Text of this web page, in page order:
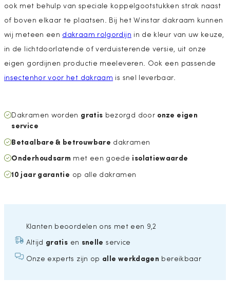
ook met behulp van speciale koppelgootstukken strak naast
of boven elkaar te plaatsen. Bij het Winstar dakraam kunnen
wij meteen een dakraam rolgordijn in de kleur van uw keuze,
in de lichtdoorlatende of verduisterende versie, uit onze
eigen gordijnen productie meeleveren. Ook een passende
insectenhor voor het dakraam is snel leverbaar.
Dakramen worden gratis bezorgd door onze eigen
service
Betaalbare & betrouwbare dakramen
Onderhoudsarm met een goede isolatiewaarde
10 jaar garantie op alle dakramen
Klanten beoordelen ons met een 9,2
Altijd gratis en snelle service
Onze experts zijn op alle werkdagen bereikbaar